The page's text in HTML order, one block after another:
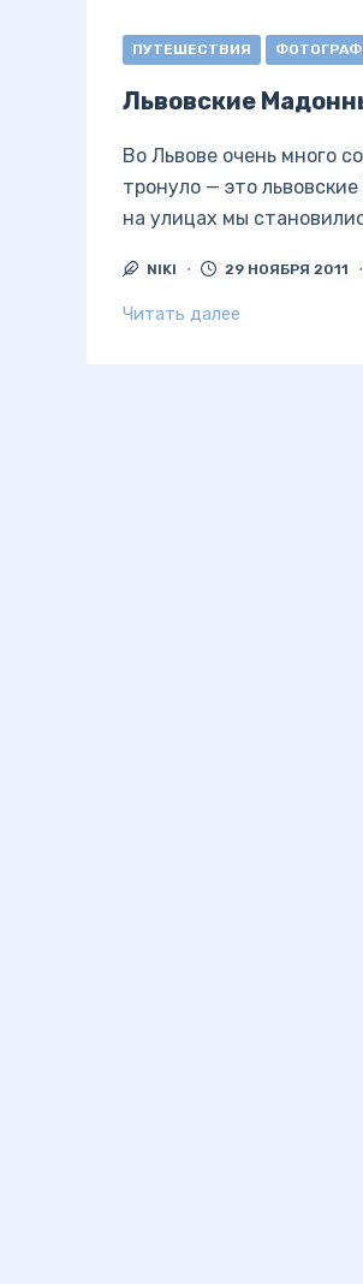
ПУТЕШЕСТВИЯ
Львовские
Во Львове очень много
тронуло — это
на улицах мы
NIKI 29 НОЯБРЯ 2011
Читать далее